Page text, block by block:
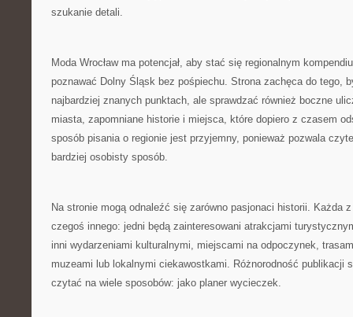
szukanie detali.
Moda Wrocław ma potencjał, aby stać się regionalnym
poznawać Dolny Śląsk bez pośpiechu. Strona zachęca do tego,
najbardziej znanych punktach, ale sprawdzać również boczne
miasta, zapomniane historie i miejsca, które dopiero z czasem
sposób pisania o regionie jest przyjemny, ponieważ pozwala
bardziej osobisty sposób.
Na stronie mogą odnaleźć się zarówno pasjonaci historii. Każda
czegoś innego: jedni będą zainteresowani atrakcjami
inni wydarzeniami kulturalnymi, miejscami na odpoczynek,
muzeami lub lokalnymi ciekawostkami. Różnorodność publikacji
czytać na wiele sposobów: jako planer wycieczek.